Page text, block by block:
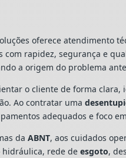
oferece atendimento
rapidez, segurança e
a origem do problema
o cliente de forma
Ao contratar uma
adequados e foco
daABNT, aos cuidados
hidráulica, rede deesgoto,